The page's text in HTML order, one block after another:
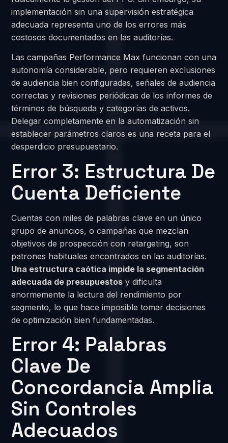
implementación sin una supervisión estratégica
adecuada representa uno de los errores más
costosos documentados en las auditorías.
Las campañas Performance Max funcionan con una
autonomía considerable, pero requieren exclusiones
de audiencia bien configuradas, señales de audiencia
correctas y revisiones periódicas de los informes de
términos de búsqueda y categorías de activos.
Delegar completamente en la automatización sin
establecer parámetros claros es una receta para el
desperdicio presupuestario.
Error 3: Estructura De
Cuenta Deficiente
Cuentas con miles de palabras clave en un único
grupo de anuncios, o campañas que mezclan
objetivos de prospección con retargeting, son
patrones habituales encontrados en las auditorías.
Una estructura caótica impide la segmentación
adecuada de presupuestos y dificulta
enormemente la lectura del rendimiento por
segmento, lo que hace imposible tomar decisiones
de optimización bien fundamentadas.
Error 4: Palabras
Clave De
Concordancia Amplia
Sin Controles
Adecuados